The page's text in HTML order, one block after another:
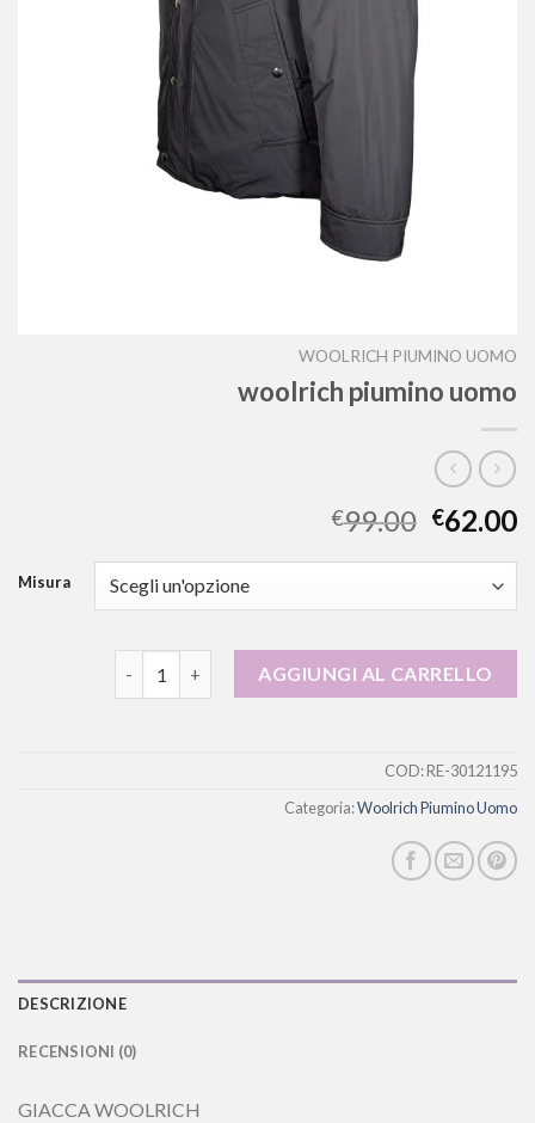
WOOLRICH PIUMINO UOMO
woolrich piumino uomo
€99.00 €62.00
Misura
woolrich piumino uomo quantità
AGGIUNGI AL CARRELLO
COD:RE-30121195
Categoria:Woolrich Piumino Uomo
DESCRIZIONE
RECENSIONI (0)
GIACCA WOOLRICH